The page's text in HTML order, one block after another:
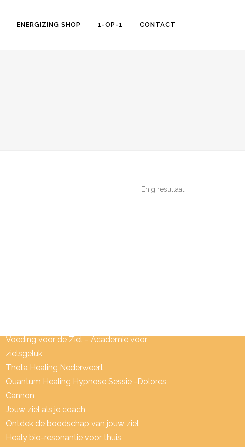
ENERGIZING SHOP 1-OP-1 CONTACT
Enig resultaat
Voeding voor de Ziel – Academie voor
zielsgeluk
Theta Healing Nederweert
Quantum Healing Hypnose Sessie -Dolores
Cannon
Jouw ziel als je coach
Ontdek de boodschap van jouw ziel
Healy bio-resonantie voor thuis